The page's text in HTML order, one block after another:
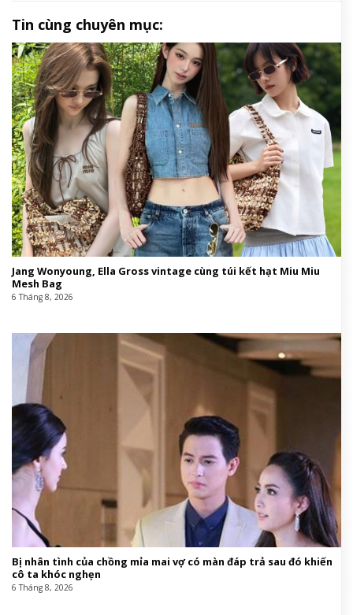
Tin cùng chuyên mục:
Jang Wonyoung, Ella Gross vintage cùng túi kết hạt Miu Miu
Mesh Bag
6 Tháng 8, 2026
Bị nhân tình của chồng mỉa mai vợ có màn đáp trả sau đó khiến
cô ta khóc nghẹn
6 Tháng 8, 2026